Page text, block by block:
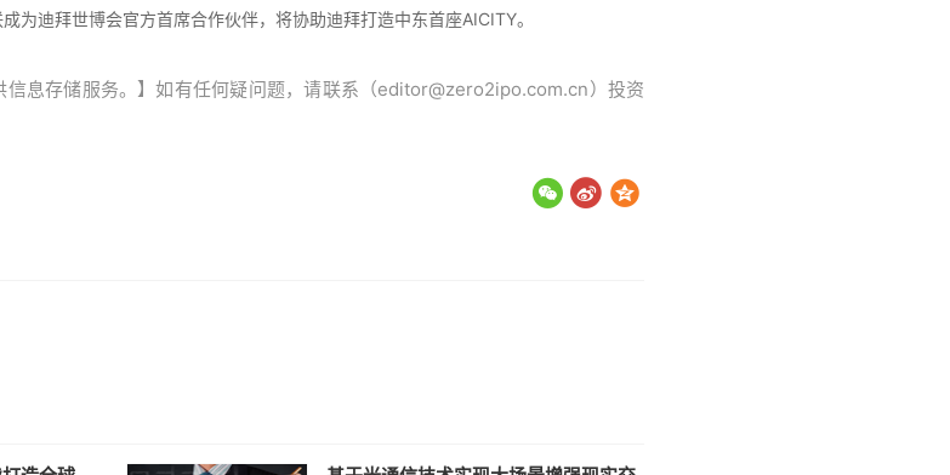
迪拜世博会官方首席合作伙伴，将协助迪拜打造中东首座AICITY。
信息存储服务。】如有任何疑问题，请联系（editor@zero2ipo.com.cn）投资